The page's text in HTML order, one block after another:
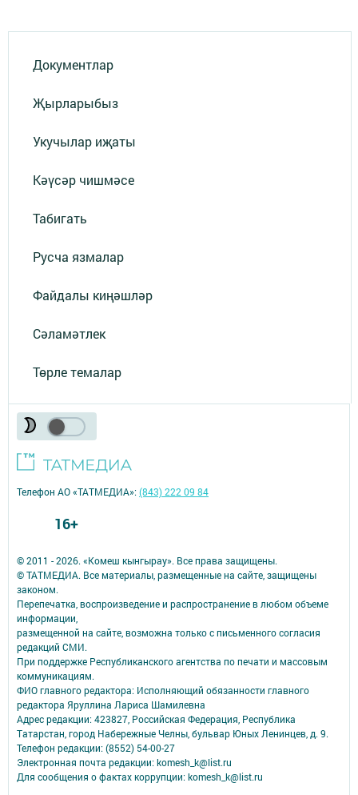
Документлар
Җырларыбыз
Укучылар иҗаты
Кәүсәр чишмәсе
Табигать
Русча язмалар
Файдалы киңәшләр
Сәламәтлек
Төрле темалар
© 2011 - 2026. «Комеш кынгырау». Все права защищены.
© ТАТМЕДИА. Все материалы, размещенные на сайте, защищены
законом.
Перепечатка, воспроизведение и распространение в любом объеме
информации,
размещенной на сайте, возможна только с письменного согласия
редакций СМИ.
При поддержке Республиканского агентства по печати и массовым
коммуникациям.
ФИО главного редактора: Исполняющий обязанности главного
редактора Яруллина Лариса Шамилевна
Адрес редакции: 423827, Российская Федерация, Республика
Татарстан, город Набережные Челны, бульвар Юных Ленинцев, д. 9.
Телефон редакции: (8552) 54-00-27
Электронная почта редакции: komesh_k@list.ru
Для сообщения о фактах коррупции: komesh_k@list.ru
Телефон АО «ТАТМЕДИА»:(843) 222 09 84
16+